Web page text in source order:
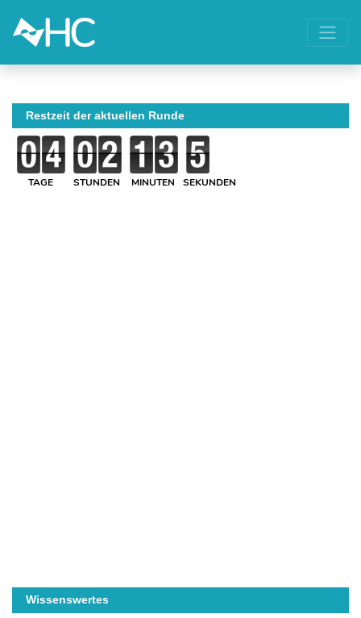
Restzeit der aktuellen Runde
TAGE STUNDEN MINUTEN SEKUNDEN
Wissenswertes